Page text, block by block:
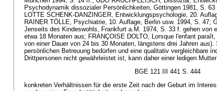
Psychodynamik dissozialer Persönlichkeiten, Göttingen 1981, S.
LOTTE SCHENK-DANZINGER, Entwicklungspsychologie, 20.
RAINER TÖLLE, Psychiatrie, 10. Auflage, Berlin usw. 1994, S. 47;
Jenseits des Kindeswohls, Frankfurt a.M. 1974, S. 33 f. gehen von
etwa 18 Monaten aus; FRANÇOISE DOLTO, Lorsque l'enfant
von einer Dauer von 24 bis 30 Monaten, längstens drei Jahren aus).
persönlichen Betreuung bedürfen und eine qualitativ vergleichbare
Drittpersonen nicht gewährleistet ist, kann daher einer ledigen
BGE 121 III 441 S. 444
konkreten Verhältnissen für die erste Zeit nach der Geburt im